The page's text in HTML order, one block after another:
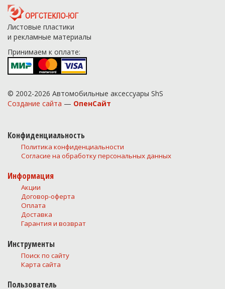
Листовые пластики
и рекламные материалы
Принимаем к оплате:
© 2002-2026 Автомобильные аксессуары ShS
Создание сайта — ОпенСайт
Конфиденциальность
Политика конфиденциальности
Согласие на обработку персональных данных
Информация
Акции
Договор-оферта
Оплата
Доставка
Гарантия и возврат
Инструменты
Поиск по сайту
Карта сайта
Пользователь